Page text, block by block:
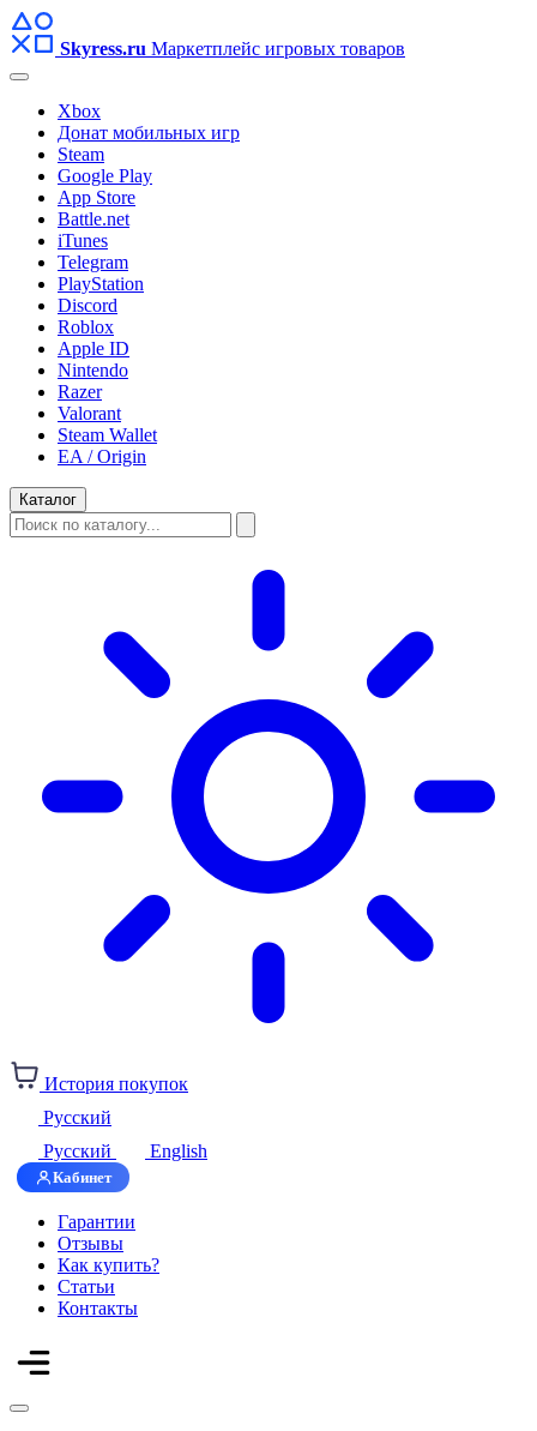
Skyress.ru Маркетплейс игровых товаров
Xbox
Донат мобильных игр
Steam
Google Play
App Store
Battle.net
iTunes
Telegram
PlayStation
Discord
Roblox
Apple ID
Nintendo
Razer
Valorant
Steam Wallet
EA / Origin
Каталог
История покупок
Русский
Русский
English
Кабинет
Гарантии
Отзывы
Как купить?
Статьи
Контакты